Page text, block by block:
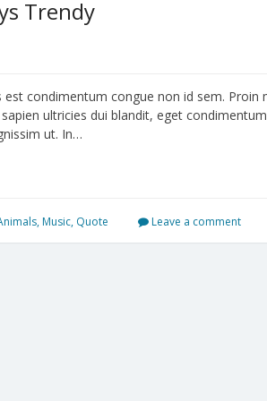
Trendy
est condimentum congue non id sem. Proin
ultricies dui blandit, eget
ut. In…
, Music, Quote Leave a comment